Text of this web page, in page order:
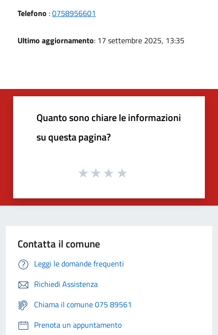
Telefono :0758956601
Ultimo aggiornamento: 17 settembre 2025, 13:35
Quanto sono chiare le informazioni
su questa pagina?
Contatta il comune
Leggi le domande frequenti
Richiedi Assistenza
Chiama il comune 075 89561
Prenota un appuntamento